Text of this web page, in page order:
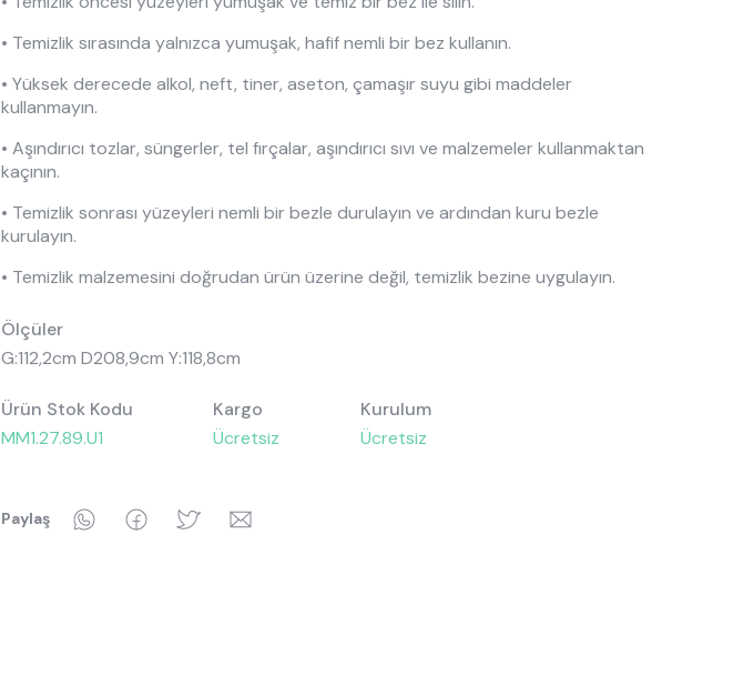
• Temizlik sırasında yalnızca yumuşak, hafif nemli bir bez kullanın.
• Yüksek derecede alkol, neft, tiner, aseton, çamaşır suyu gibi maddeler
kullanmayın.
• Aşındırıcı tozlar, süngerler, tel fırçalar, aşındırıcı sıvı ve malzemeler kullanmaktan
kaçının.
• Temizlik sonrası yüzeyleri nemli bir bezle durulayın ve ardından kuru bezle
kurulayın.
• Temizlik malzemesini doğrudan ürün üzerine değil, temizlik bezine uygulayın.
Ölçüler
G:112,2cm D208,9cm Y:118,8cm
Ürün Stok Kodu
MM1.27.89.U1
Kargo
Ücretsiz
Kurulum
Ücretsiz
Paylaş WhatsAppFacebookTwitter